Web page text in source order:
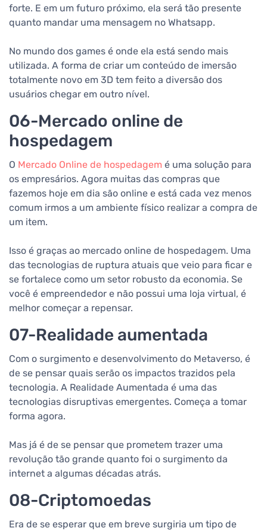
forte. E em um futuro próximo, ela será tão presente
quanto mandar uma mensagem no Whatsapp.
No mundo dos games é onde ela está sendo mais
utilizada. A forma de criar um conteúdo de imersão
totalmente novo em 3D tem feito a diversão dos
usuários chegar em outro nível.
06-Mercado online de
hospedagem
O Mercado Online de hospedagem é uma solução para
os empresários. Agora muitas das compras que
fazemos hoje em dia são online e está cada vez menos
comum irmos a um ambiente físico realizar a compra de
um item.
Isso é graças ao mercado online de hospedagem. Uma
das tecnologias de ruptura atuais que veio para ficar e
se fortalece como um setor robusto da economia. Se
você é empreendedor e não possui uma loja virtual, é
melhor começar a repensar.
07-Realidade aumentada
Com o surgimento e desenvolvimento do Metaverso, é
de se pensar quais serão os impactos trazidos pela
tecnologia. A Realidade Aumentada é uma das
tecnologias disruptivas emergentes. Começa a tomar
forma agora.
Mas já é de se pensar que prometem trazer uma
revolução tão grande quanto foi o surgimento da
internet a algumas décadas atrás.
08-Criptomoedas
Era de se esperar que em breve surgiria um tipo de